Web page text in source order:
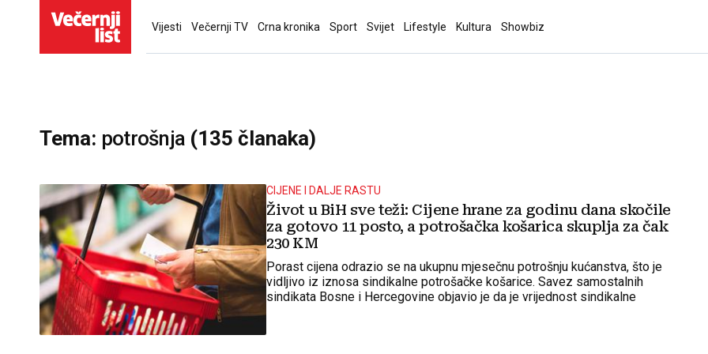
Vijesti Večernji TV Crna kronika Sport Svijet Lifestyle Kultura Showbiz
Tema: potrošnja(135 članaka)
CIJENE I DALJE RASTU
Život u BiH sve teži: Cijene hrane za godinu dana skočile
za gotovo 11 posto, a potrošačka košarica skuplja za čak
230 KM
Porast cijena odrazio se na ukupnu mjesečnu potrošnju kućanstva, što je
vidljivo iz iznosa sindikalne potrošačke košarice. Savez samostalnih
sindikata Bosne i Hercegovine objavio je da je vrijednost sindikalne